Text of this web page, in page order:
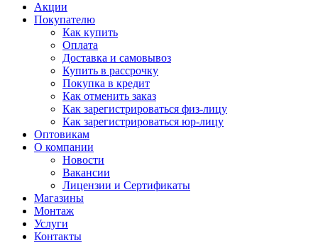
Акции
Покупателю
Как купить
Оплата
Доставка и самовывоз
Купить в рассрочку
Покупка в кредит
Как отменить заказ
Как зарегистрироваться физ-лицу
Как зарегистрироваться юр-лицу
Оптовикам
О компании
Новости
Вакансии
Лицензии и Сертификаты
Магазины
Монтаж
Услуги
Контакты